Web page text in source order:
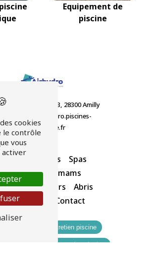
Equipement de
piscine
départementale 923, 28300 Amilly
airhydro.piscines-
contact@orange.fr
Piscines
Spas
Saunas et hammams
divers
Abris
produits
Contact
Entretien piscine
Rénovation piscine
cookies
le contrôle
vous
activer